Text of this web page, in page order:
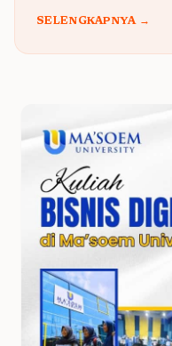
SELENGKAPNYA →